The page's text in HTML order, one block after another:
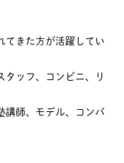
てきた方が活躍してい
タッフ、コンビニ、リ
講師、モデル、コンパ